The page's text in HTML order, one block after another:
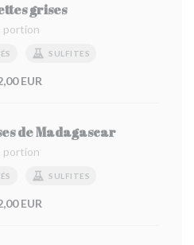
grises
portion
SULFITES
EUR
de Madagascar
portion
SULFITES
EUR